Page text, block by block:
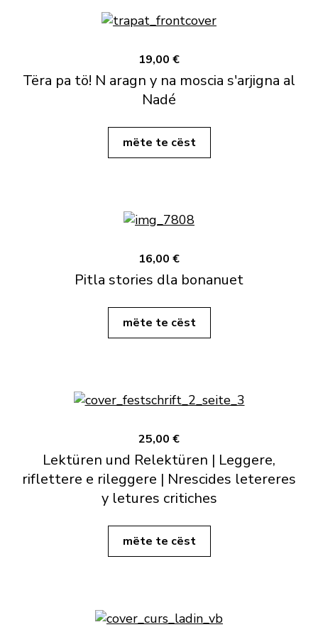
19,00 €
Tëra pa tö! N aragn y na moscia s'arjigna al
Nadé
mëte te cëst
16,00 €
Pitla stories dla bonanuet
mëte te cëst
25,00 €
Lektüren und Relektüren | Leggere,
riflettere e rileggere | Nrescides letereres
y letures critiches
mëte te cëst